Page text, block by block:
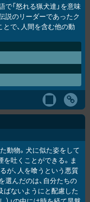
「怒れる猟犬達」を意味
説のリーダーであったク
で、人間を含む他の動
動物。犬に似た姿をして
を吐くことができる。ま
が、人を喰うという悪質
選んだのは、自分たちの
ばないようにと配慮した